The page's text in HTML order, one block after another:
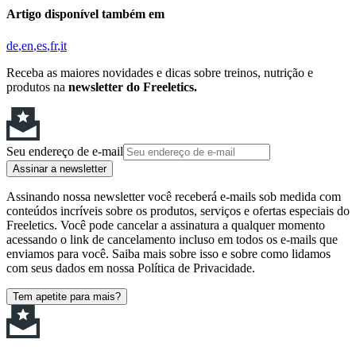
Artigo disponível também em
de en es fr it
Receba as maiores novidades e dicas sobre treinos, nutrição e
produtos na newsletter do Freeletics.
Seu endereço de e-mail
Assinar a newsletter
Assinando nossa newsletter você receberá e-mails sob medida com
conteúdos incríveis sobre os produtos, serviços e ofertas especiais do
Freeletics. Você pode cancelar a assinatura a qualquer momento
acessando o link de cancelamento incluso em todos os e-mails que
enviamos para você. Saiba mais sobre isso e sobre como lidamos
com seus dados em nossa Política de Privacidade.
Tem apetite para mais?